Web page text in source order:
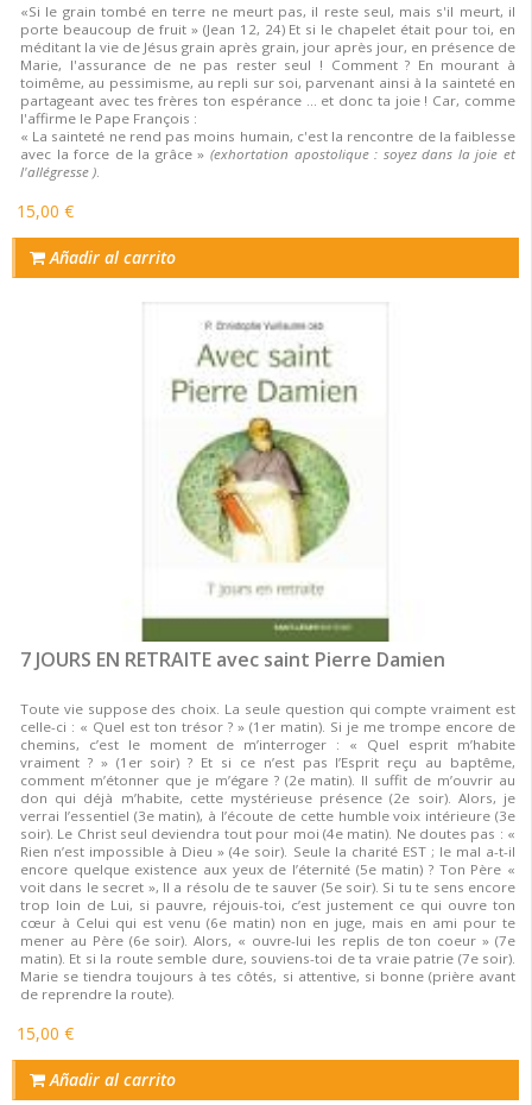
«Si le grain tombé en terre ne meurt pas, il reste seul, mais s'il meurt, il
porte beaucoup de fruit » (Jean 12, 24) Et si le chapelet était pour toi, en
méditant la vie de Jésus grain après grain, jour après jour, en présence de
Marie, l'assurance de ne pas rester seul ! Comment ? En mourant à
toimême, au pessimisme, au repli sur soi, parvenant ainsi à la sainteté en
partageant avec tes frères ton espérance ... et donc ta joie ! Car, comme
l'affirme le Pape François :
« La sainteté ne rend pas moins humain, c'est la rencontre de la faiblesse
avec la force de la grâce » (exhortation apostolique : soyez dans la joie et
l'allégresse )
15,00 €
Añadir al carrito
7 JOURS EN RETRAITE avec saint Pierre Damien
Toute vie suppose des choix. La seule question qui compte vraiment est
celle-ci : « Quel est ton trésor ? » (1er matin). Si je me trompe encore de
chemins, c’est le moment de m’interroger : « Quel esprit m’habite
vraiment ? » (1er soir) ? Et si ce n’est pas l’Esprit reçu au baptême,
comment m’étonner que je m’égare ? (2e matin). Il suffit de m’ouvrir au
don qui déjà m’habite, cette mystérieuse présence (2e soir). Alors, je
verrai l’essentiel (3e matin), à l’écoute de cette humble voix intérieure (3e
soir). Le Christ seul deviendra tout pour moi (4e matin). Ne doutes pas : «
Rien n’est impossible à Dieu » (4e soir). Seule la charité EST ; le mal a-t-il
encore quelque existence aux yeux de l’éternité (5e matin) ? Ton Père «
voit dans le secret », Il a résolu de te sauver (5e soir). Si tu te sens encore
trop loin de Lui, si pauvre, réjouis-toi, c’est justement ce qui ouvre ton
cœur à Celui qui est venu (6e matin) non en juge, mais en ami pour te
mener au Père (6e soir). Alors, « ouvre-lui les replis de ton coeur » (7e
matin). Et si la route semble dure, souviens-toi de ta vraie patrie (7e soir).
Marie se tiendra toujours à tes côtés, si attentive, si bonne (prière avant
de reprendre la route).
15,00 €
Añadir al carrito